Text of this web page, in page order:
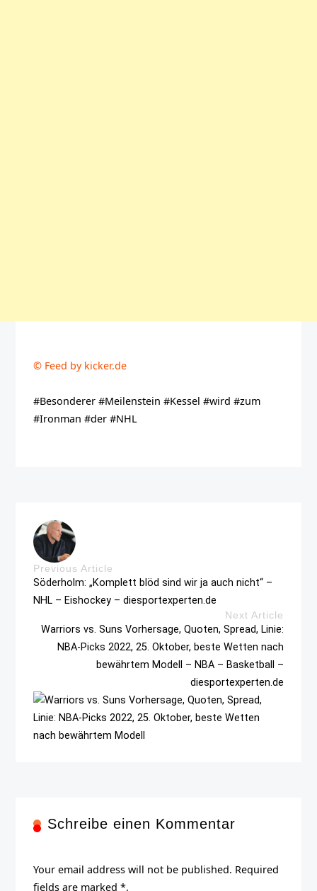
© Feed by kicker.de
#Besonderer #Meilenstein #Kessel #wird #zum
#Ironman #der #NHL
Previous Article
Söderholm: „Komplett blöd sind wir ja auch nicht“ –
NHL – Eishockey – diesportexperten.de
Next Article
Warriors vs. Suns Vorhersage, Quoten, Spread, Linie:
NBA-Picks 2022, 25. Oktober, beste Wetten nach
bewährtem Modell – NBA – Basketball –
diesportexperten.de
Schreibe einen Kommentar
Your email address will not be published. Required
fields are marked *.